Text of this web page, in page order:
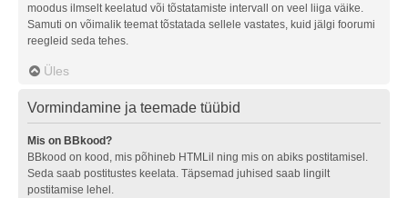
moodus ilmselt keelatud või tõstatamiste intervall on veel liiga väike.
Samuti on võimalik teemat tõstatada sellele vastates, kuid jälgi foorumi
reegleid seda tehes.
Üles
Vormindamine ja teemade tüübid
Mis on BBkood?
BBkood on kood, mis põhineb HTMLil ning mis on abiks postitamisel.
Seda saab postitustes keelata. Täpsemad juhised saab lingilt
postitamise lehel.